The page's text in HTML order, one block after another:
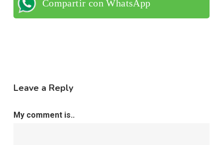
Compartir con WhatsApp
Leave a Reply
My comment is..